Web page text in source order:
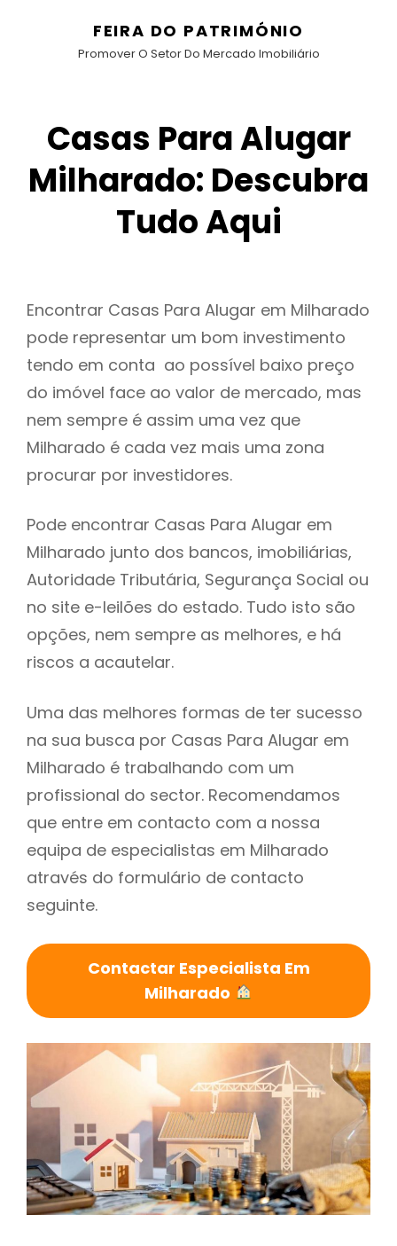
FEIRA DO PATRIMÓNIO
Promover O Setor Do Mercado Imobiliário
Casas Para Alugar
Milharado: Descubra
Tudo Aqui
Encontrar Casas Para Alugar em Milharado
pode representar um bom investimento
tendo em conta ao possível baixo preço
do imóvel face ao valor de mercado, mas
nem sempre é assim uma vez que
Milharado é cada vez mais uma zona
procurar por investidores.
Pode encontrar Casas Para Alugar em
Milharado junto dos bancos, imobiliárias,
Autoridade Tributária, Segurança Social ou
no site e-leilões do estado. Tudo isto são
opções, nem sempre as melhores, e há
riscos a acautelar.
Uma das melhores formas de ter sucesso
na sua busca por Casas Para Alugar em
Milharado é trabalhando com um
profissional do sector. Recomendamos
que entre em contacto com a nossa
equipa de especialistas em Milharado
através do formulário de contacto
seguinte.
Contactar Especialista Em
Milharado